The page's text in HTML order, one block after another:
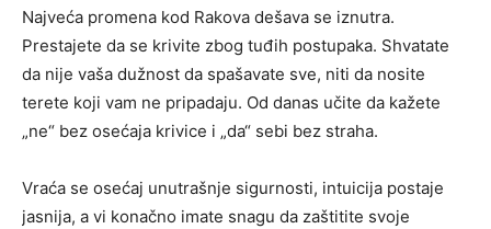
Najveća promena kod Rakova dešava se iznutra.
Prestajete da se krivite zbog tuđih postupaka. Shvatate
da nije vaša dužnost da spašavate sve, niti da nosite
terete koji vam ne pripadaju. Od danas učite da kažete
„ne“ bez osećaja krivice i „da“ sebi bez straha.
Vraća se osećaj unutrašnje sigurnosti, intuicija postaje
jasnija, a vi konačno imate snagu da zaštitite svoje